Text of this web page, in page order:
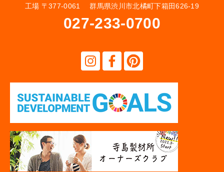
工場 〒377-0061 群馬県渋川市北橘町下箱田626-19
027-233-0700